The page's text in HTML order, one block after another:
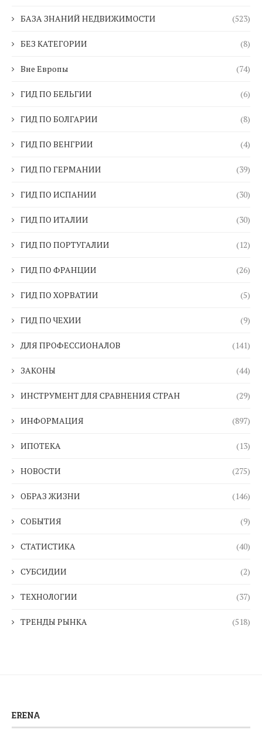
БАЗА ЗНАНИЙ НЕДВИЖИМОСТИ (523)
БЕЗ КАТЕГОРИИ (8)
Вне Европы (74)
ГИД ПО БЕЛЬГИИ (6)
ГИД ПО БОЛГАРИИ (8)
ГИД ПО ВЕНГРИИ (4)
ГИД ПО ГЕРМАНИИ (39)
ГИД ПО ИСПАНИИ (30)
ГИД ПО ИТАЛИИ (30)
ГИД ПО ПОРТУГАЛИИ (12)
ГИД ПО ФРАНЦИИ (26)
ГИД ПО ХОРВАТИИ (5)
ГИД ПО ЧЕХИИ (9)
ДЛЯ ПРОФЕССИОНАЛОВ (141)
ЗАКОНЫ (44)
ИНСТРУМЕНТ ДЛЯ СРАВНЕНИЯ СТРАН (29)
ИНФОРМАЦИЯ (897)
ИПОТЕКА (13)
НОВОСТИ (275)
ОБРАЗ ЖИЗНИ (146)
СОБЫТИЯ (9)
СТАТИСТИКА (40)
СУБСИДИИ (2)
ТЕХНОЛОГИИ (37)
ТРЕНДЫ РЫНКА (518)
ERENA